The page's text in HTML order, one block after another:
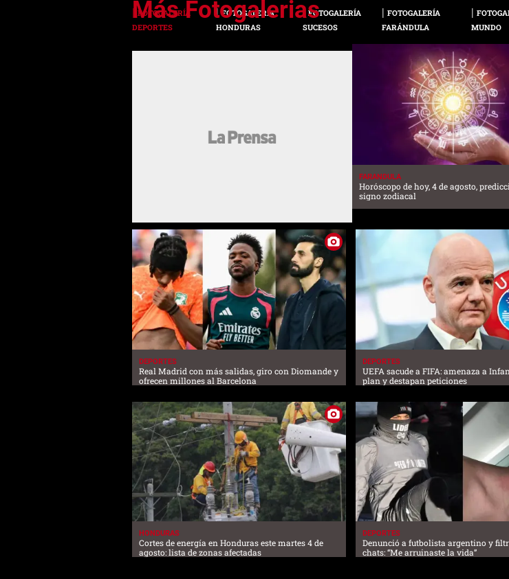
FOTOGALERÍA
DEPORTES
FOTOGALERÍA
HONDURAS
FOTOGALERÍA
SUCESOS
FOTOGALERÍA
FARÁNDULA
MUNDO
FARANDULA
Horóscopo de hoy, 4 de agosto,
signo zodiacal
DEPORTES
Real Madrid con más salidas, giro con Diomande y
ofrecen millones al Barcelona
DEPORTES
UEFA sacude a FIFA: amenaza a
plan y destapan peticiones
HONDURAS
Cortes de energía en Honduras este martes 4 de
agosto: lista de zonas afectadas
DEPORTES
Denunció a futbolista argentino y
chats: “Me arruinaste la vida”